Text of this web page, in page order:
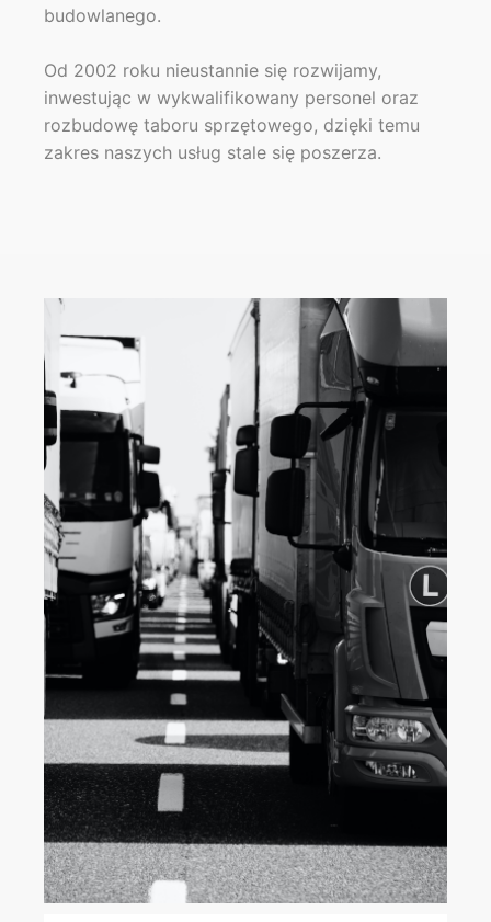
budowlanego.
Od 2002 roku nieustannie się rozwijamy,
inwestując w wykwalifikowany personel oraz
rozbudowę taboru sprzętowego, dzięki temu
zakres naszych usług stale się poszerza.